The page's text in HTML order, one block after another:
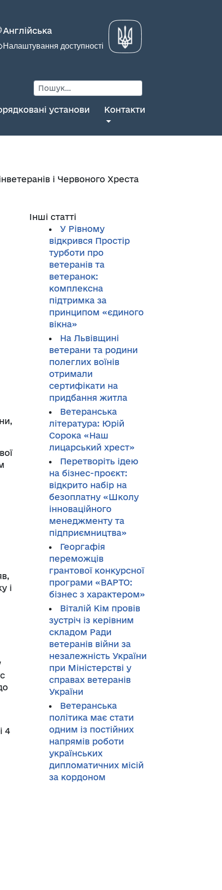
Англійська
Налаштування доступності
установи Контакти
і Червоного Хреста
і
4
Інші статті
У Рівному
відкрився Простір
турботи про
ветеранів та
ветеранок:
комплексна
підтримка за
принципом «єдиного
вікна»
На Львівщині
ветерани та родини
полеглих воїнів
отримали
сертифікати на
придбання житла
Ветеранська
література: Юрій
Сорока «Наш
лицарський хрест»
Перетворіть ідею
на бізнес-проєкт:
відкрито набір на
безоплатну «Школу
інноваційного
менеджменту та
підприємництва»
Георгафія
переможців
грантової конкурсної
програми «ВАРТО:
бізнес з характером»
Віталій Кім провів
зустріч із керівним
складом Ради
ветеранів війни за
незалежність України
при Міністерстві у
справах ветеранів
України
Ветеранська
політика має стати
одним із постійних
напрямів роботи
українських
дипломатичних місій
за кордоном